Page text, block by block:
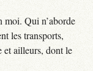
moi. Qui n’aborde
les transports,
et ailleurs, dont le